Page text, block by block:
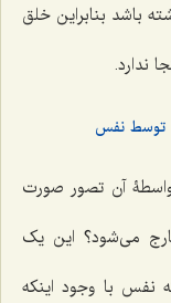
باشد بنابراین خلق
ندارد.
توسط نفس
آن تصور صورت
می‌شود؟ این یک
با وجود اینکه